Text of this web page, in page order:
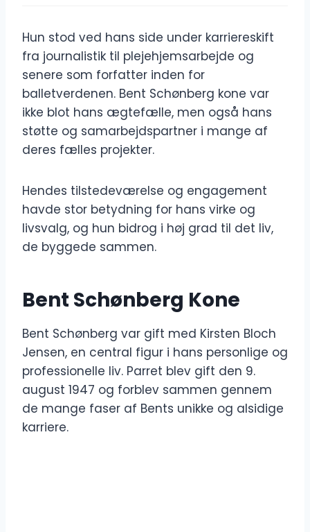
Hun stod ved hans side under karriereskift
fra journalistik til plejehjemsarbejde og
senere som forfatter inden for
balletverdenen. Bent Schønberg kone var
ikke blot hans ægtefælle, men også hans
støtte og samarbejdspartner i mange af
deres fælles projekter.
Hendes tilstedeværelse og engagement
havde stor betydning for hans virke og
livsvalg, og hun bidrog i høj grad til det liv,
de byggede sammen.
Bent Schønberg Kone
Bent Schønberg var gift med Kirsten Bloch
Jensen, en central figur i hans personlige og
professionelle liv. Parret blev gift den 9.
august 1947 og forblev sammen gennem
de mange faser af Bents unikke og alsidige
karriere.